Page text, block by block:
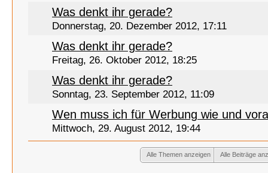
Was denkt ihr gerade?
Donnerstag, 20. Dezember 2012, 17:11
Was denkt ihr gerade?
Freitag, 26. Oktober 2012, 18:25
Was denkt ihr gerade?
Sonntag, 23. September 2012, 11:09
Wen muss ich für Werbung wie und
Mittwoch, 29. August 2012, 19:44
Alle Beiträge
Alle Themen anzeigen